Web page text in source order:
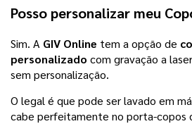
Posso personalizar meu
Sim. A GIV Online tem a opção de
personalizado com gravação a
sem personalização.
O legal é que pode ser lavado em
cabe perfeitamente no porta-copos